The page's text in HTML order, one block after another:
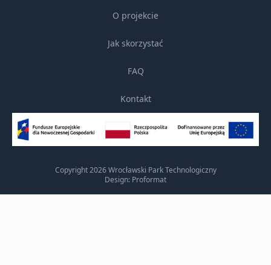
O projekcie
Jak skorzystać
FAQ
Kontakt
Copyright 2026 Wrocławski Park Technologiczny
Design: Proformat